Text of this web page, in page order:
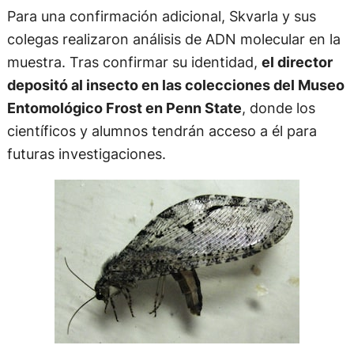
Para una confirmación adicional, Skvarla y sus
colegas realizaron análisis de ADN molecular en la
muestra. Tras confirmar su identidad, el director
depositó al insecto en las colecciones del Museo
Entomológico Frost en Penn State, donde los
científicos y alumnos tendrán acceso a él para
futuras investigaciones.